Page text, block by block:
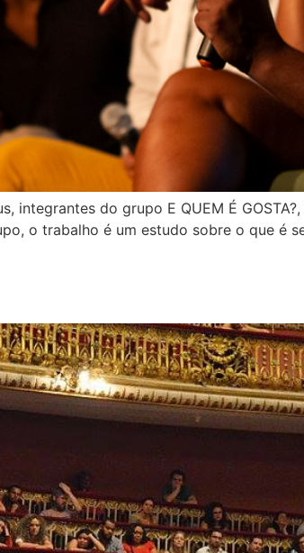
integrantes do grupo E QUEM É
o trabalho é um estudo sobre o que é